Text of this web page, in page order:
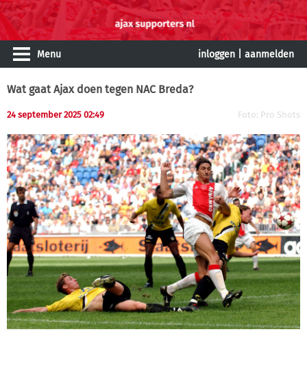
Menu inloggen aanmelden
Wat gaat Ajax doen tegen NAC Breda?
24 september 2025 02:49 Foto: Pro Shots